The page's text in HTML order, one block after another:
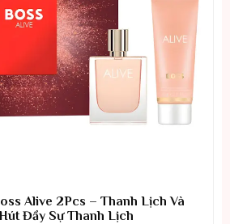
Alive 2Pcs – Thanh Lịch Và
Đầy Sự Thanh Lịch